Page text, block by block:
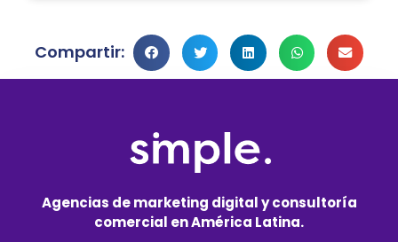
Compartir:
Agencias de marketing digital y consultoría
comercial en América Latina.